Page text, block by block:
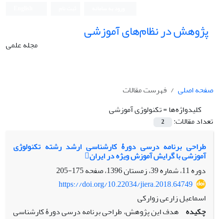
پژوهش در نظام‌های آموزشی
مجله علمی
صفحه اصلی
فهرست مقالات
کلیدواژه‌ها =تکنولوژی آموزشی
تعداد مقالات:
2
طراحی برنامه درسی دورۀ کارشناسی ارشد رشته تکنولوژی
آموزشی با گرایش آموزش ویژه در ایران
دوره 11، شماره 39، زمستان 1396، صفحه
175-205
https://doi.org/10.22034/jiera.2018.64749
اسماعیل زارعی زوارکی
چکیده هدف این پژوهش، طراحی برنامه درسی دورۀ کارشناسی